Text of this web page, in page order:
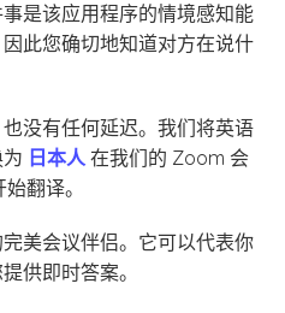
是该应用程序的情境感知能
此您确切地知道对方在说什
没有任何延迟。我们将英语
日本人 在我们的 Zoom 会
翻译。
美会议伴侣。它可以代表你
供即时答案。